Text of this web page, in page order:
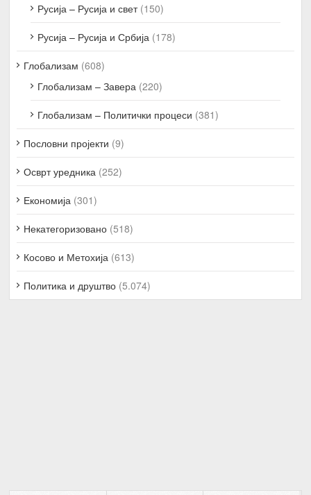
Русија – Русија и свет(150)
Русија – Русија и Србија (178)
Глобализам (608)
Глобализам – Завера (220)
Глобализам – Политички процеси (381)
Пословни пројекти (9)
Осврт уредника (252)
Економија (301)
Некатегоризовано (518)
Косово и Метохија (613)
Политика и друштво (5.074)